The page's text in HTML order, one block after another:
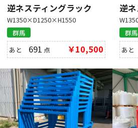
逆ネスティングラック
W1350×D1250×H1550
群馬
あと 691 点 ￥10,500
逆
群馬
あと